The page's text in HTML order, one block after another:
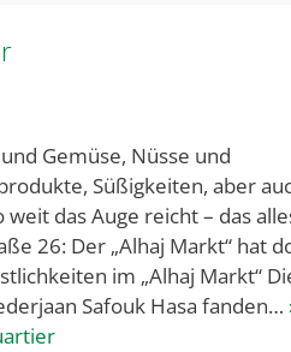
Gemüse, Nüsse und
Süßigkeiten, aber
das Auge reicht – das
26: Der „Alhaj Markt“ hat
im „Alhaj Markt“
Safouk Hasa fanden…